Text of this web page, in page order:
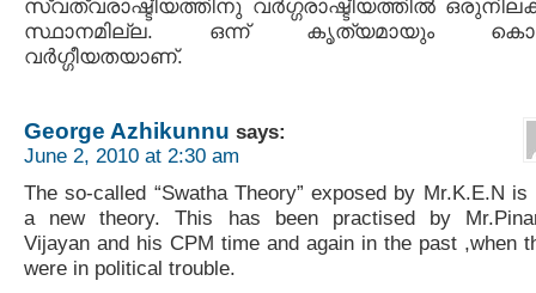
സ്വത്വരാഷ്ടീയത്തിനു വർഗ്ഗരാഷ്ടീയത്തിൽ
സ്ഥാനമില്ല. ഒന്ന് കൃത്യമായും
വർഗ്ഗീയതയാണ്.
George Azhikunnu says:
June 2, 2010 at 2:30 am
The so-called “Swatha Theory” exposed by Mr.K.E.N is
a new theory. This has been practised by
Vijayan and his CPM time and again in the past ,when
were in political trouble.